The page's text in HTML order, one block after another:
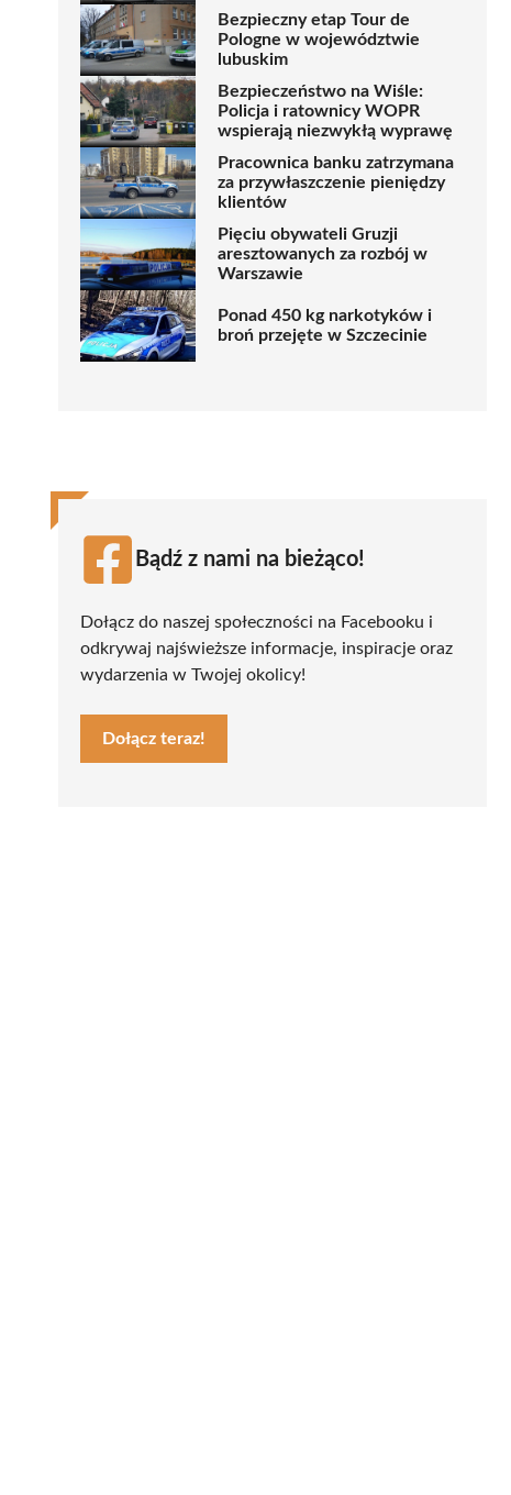
Bezpieczny etap Tour de
Pologne w województwie
lubuskim
Bezpieczeństwo na Wiśle:
Policja i ratownicy WOPR
wspierają niezwykłą wyprawę
Pracownica banku zatrzymana
za przywłaszczenie pieniędzy
klientów
Pięciu obywateli Gruzji
aresztowanych za rozbój w
Warszawie
Ponad 450 kg narkotyków i
broń przejęte w Szczecinie
Bądź z nami na bieżąco!
Dołącz do naszej społeczności na Facebooku i
odkrywaj najświeższe informacje, inspiracje oraz
wydarzenia w Twojej okolicy!
Dołącz teraz!